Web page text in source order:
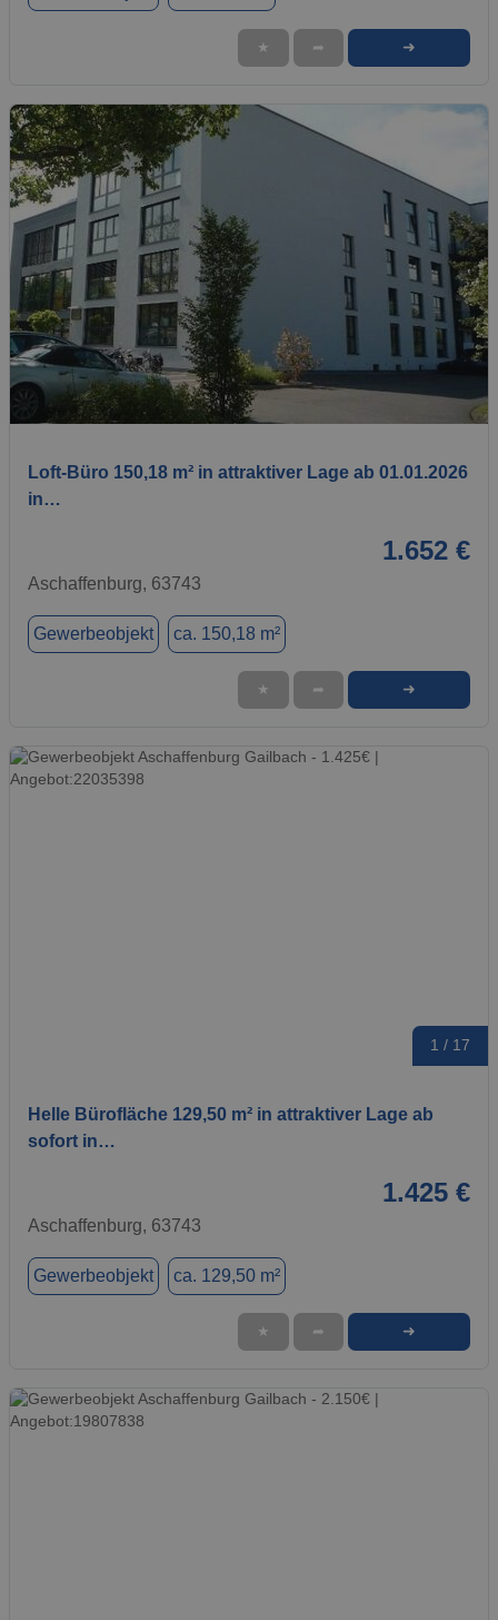
★ ➦ ➜
1 / 5
Loft-Büro 150,18 m² in attraktiver Lage ab 01.01.2026
in…
1.652 €
Aschaffenburg, 63743
Gewerbeobjekt ca. 150,18 m²
★ ➦ ➜
1 / 17
Helle Bürofläche 129,50 m² in attraktiver Lage ab
sofort in…
1.425 €
Aschaffenburg, 63743
Gewerbeobjekt ca. 129,50 m²
★ ➦ ➜